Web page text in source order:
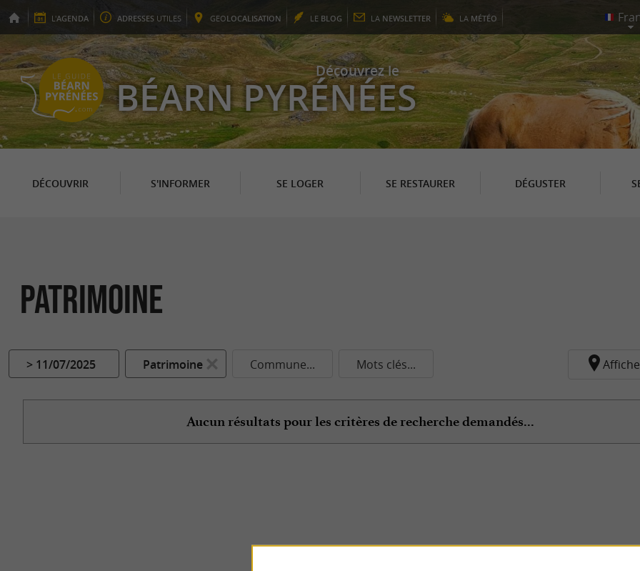
L'AGENDA ADRESSES UTILES GEOLOCALISATION LE BLOG LA NEWSLETTER LA MÉTÉO
Découvrez le
BÉARN PYRÉNÉES
DÉCOUVRIR S'INFORMER SE LOGER SE RESTAURER DÉGUSTER
Patrimoine
> 11/07/2025 Patrimoine Commune... Mots clés...
Aucun résultats pour les critères de recherche demandés...